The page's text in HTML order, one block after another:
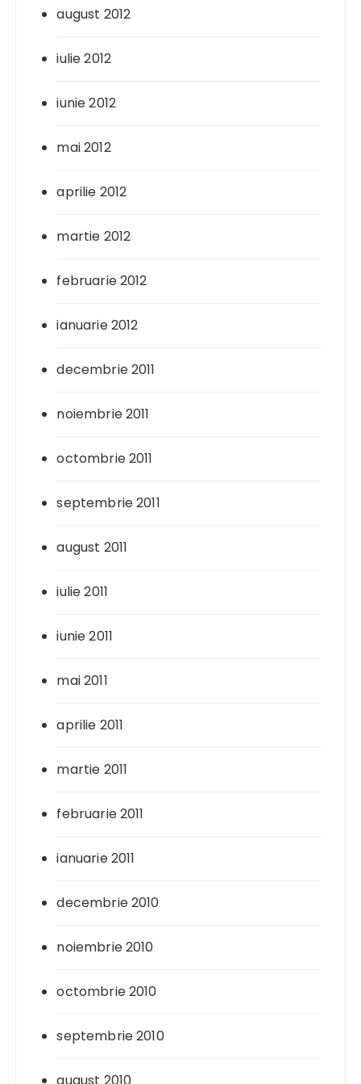
august 2012
iulie 2012
iunie 2012
mai 2012
aprilie 2012
martie 2012
februarie 2012
ianuarie 2012
decembrie 2011
noiembrie 2011
octombrie 2011
septembrie 2011
august 2011
iulie 2011
iunie 2011
mai 2011
aprilie 2011
martie 2011
februarie 2011
ianuarie 2011
decembrie 2010
noiembrie 2010
octombrie 2010
septembrie 2010
august 2010